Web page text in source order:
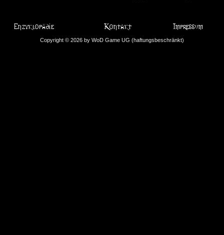
Copyright © 2026 by WoD Game UG (haftungsbeschränkt)